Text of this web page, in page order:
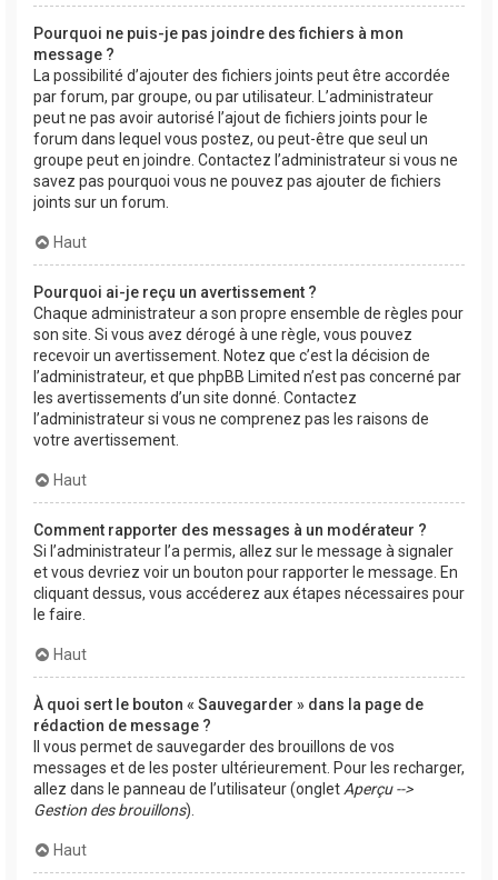
Pourquoi ne puis-je pas joindre des fichiers à mon
message ?
La possibilité d’ajouter des fichiers joints peut être accordée
par forum, par groupe, ou par utilisateur. L’administrateur
peut ne pas avoir autorisé l’ajout de fichiers joints pour le
forum dans lequel vous postez, ou peut-être que seul un
groupe peut en joindre. Contactez l’administrateur si vous ne
savez pas pourquoi vous ne pouvez pas ajouter de fichiers
joints sur un forum.
Haut
Pourquoi ai-je reçu un avertissement ?
Chaque administrateur a son propre ensemble de règles pour
son site. Si vous avez dérogé à une règle, vous pouvez
recevoir un avertissement. Notez que c’est la décision de
l’administrateur, et que phpBB Limited n’est pas concerné par
les avertissements d’un site donné. Contactez
l’administrateur si vous ne comprenez pas les raisons de
votre avertissement.
Haut
Comment rapporter des messages à un modérateur ?
Si l’administrateur l’a permis, allez sur le message à signaler
et vous devriez voir un bouton pour rapporter le message. En
cliquant dessus, vous accéderez aux étapes nécessaires pour
le faire.
Haut
À quoi sert le bouton « Sauvegarder » dans la page de
rédaction de message ?
Il vous permet de sauvegarder des brouillons de vos
messages et de les poster ultérieurement. Pour les recharger,
allez dans le panneau de l’utilisateur (ongletAperçu -->
Gestion des brouillons).
Haut